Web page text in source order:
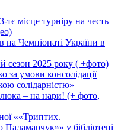
місце турніру на честь
на Чемпіонаті України в
сезон 2025 року ( +фото)
за умови консолідації
солідарністю»
– на нари! (+ фото,
««Триптих.
у бібліотеці